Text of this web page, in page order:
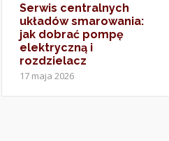
Serwis centralnych
układów smarowania:
jak dobrać pompę
elektryczną i
rozdzielacz
17 maja 2026